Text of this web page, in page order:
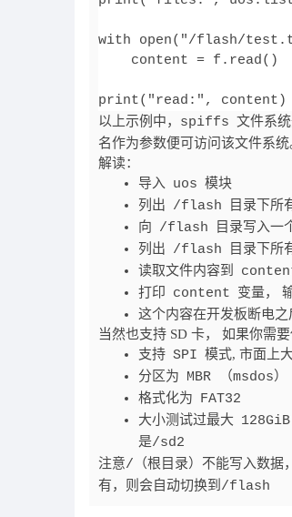
with open("/flash/
content = f.read()
以上示例中， spiffs 文件系
名作为参数便可访问该文件系统
解读：
导入 uos 模块
列出 /flash 目录下所
向 /flash 目录写入一
列出 /flash 目录下所
读取文件内容到
打印 content 变量，
这个内容在开发板断电之
当然也支持 SD 卡， 如果你需
支持 SPI 模式, 市面上
分区为 MBR （msdos）
格式化为 FAT32
大小测试过最大 128GiB
是/sd2
注意/ （根目录）不能写入数据
有，则会自动切换到 /flash